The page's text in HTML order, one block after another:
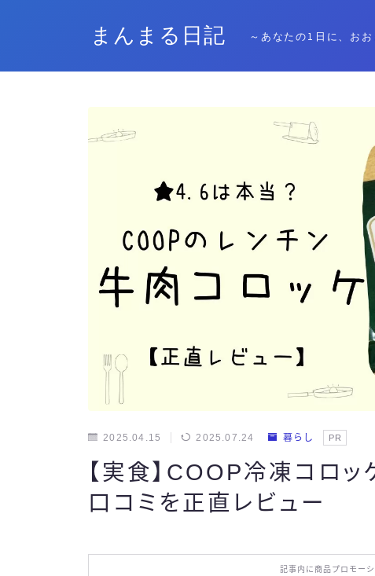
まんまる日記 ～あなたの1日に、おお
2025.04.15 2025.07.24 暮らし PR
【実食】COOP冷凍コロ
口コミを正直レビュー
記事内に商品プロモー